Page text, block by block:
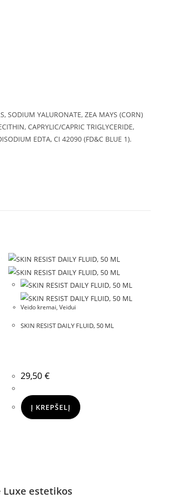
SODIUM YALURONATE, ZEA MAYS (CORN)
CAPRYLIC/CAPRIC TRIGLYCERIDE,
EDTA, CI 42090 (FD&C BLUE 1).
Veido kremai,Veidui
SKIN RESIST DAILY FLUID, 50 ML
29,50€
Į KREPŠELĮ
Luxe estetikos